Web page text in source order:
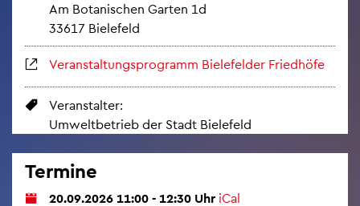
Am Bo­ta­ni­schen Gar­ten 1d
33617 Bie­le­feld
Ver­an­stal­tungs­pro­gramm Bie­le­fel­der Fried­hö­fe
Ver­an­stal­ter:
Um­welt­be­trieb der Stadt Bie­le­feld
Ter­mi­ne
20.09.2026 11:00 - 12:30 Uhr iCal